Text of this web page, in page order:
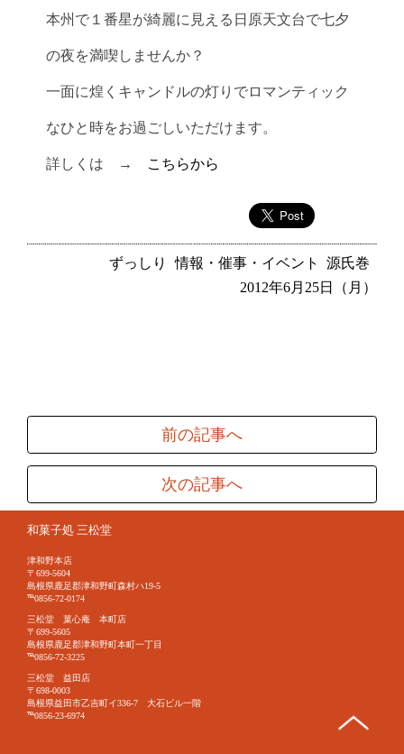
本州で１番星が綺麗に見える日原天文台で七夕
の夜を満喫しませんか？
一面に煌くキャンドルの灯りでロマンティック
なひと時をお過ごしいただけます。
詳しくは → こちらから
ずっしり 情報・催事・イベント
源氏巻
2012年6月25日（月）
前の記事へ
次の記事へ
和菓子処 三松堂
津和野本店
〒699-5604
島根県鹿足郡津和野町森村ハ19-5
℡0856-72-0174
三松堂 菓心庵 本町店
〒699-5605
島根県鹿足郡津和野町本町一丁目
℡0856-72-3225
三松堂 益田店
〒698-0003
島根県益田市乙吉町イ336-7 大石ビル一階
℡0856-23-6974